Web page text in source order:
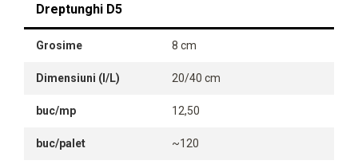
Dreptunghi D5
Grosime 8 cm
Dimensiuni (l/L) 20/40 cm
buc/mp 12,50
buc/palet ~120